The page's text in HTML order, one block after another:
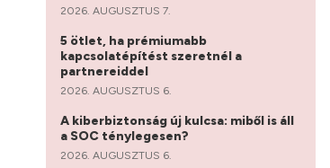
2026. AUGUSZTUS 7.
5 ötlet, ha prémiumabb
kapcsolatépítést szeretnél a
partnereiddel
2026. AUGUSZTUS 6.
A kiberbiztonság új kulcsa: miből is áll
a SOC ténylegesen?
2026. AUGUSZTUS 6.